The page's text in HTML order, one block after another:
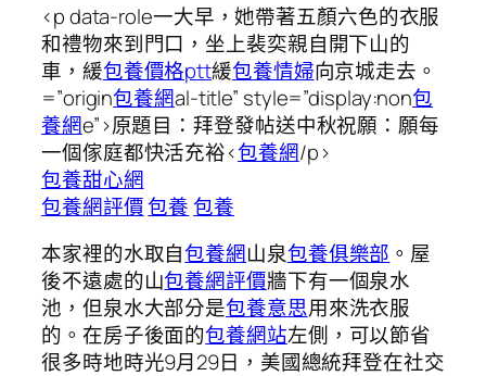
<p data-role一大早，她帶著五顏六色的衣服
和禮物來到門口，坐上裴奕親自開下山的
車，緩包養價格ptt緩包養情婦向京城走去。
=”origin包養網al-title” style=”display:non包
養網e”>原題目：拜登發帖送中秋祝願：願每
一個傢庭都快活充裕<包養網/p>
包養甜心網
包養網評價包養包養
本家裡的水取自包養網山泉包養俱樂部 。屋
後不遠處的山包養網評價牆下有一個泉水
池，但泉水大部分是包養意思用來洗衣服
的。在房子後面的包養網站左側，可以節省
很多時地時光9月29日，美國總統拜登在社交